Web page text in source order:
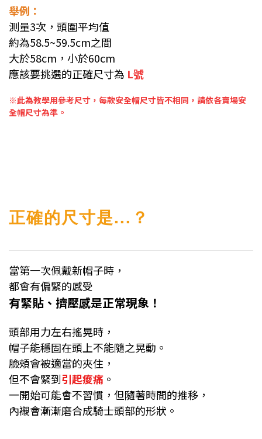
舉例：
測量3次，頭圍平均值
約為58.5~59.5cm之間
大於58cm，小於60cm
應該要挑選的正確尺寸為 L號
※此為教學用參考尺寸，每款安全帽尺寸皆不相同，請依各賣場安
全帽尺寸為準。
正確的尺寸是...？
當第一次佩戴新帽子時，
都會有偏緊的感受
有緊貼、擠壓感是正常現象！
頭部用力左右搖晃時，
帽子能穩固在頭上不能隨之晃動。
臉頰會被適當的夾住，
但不會緊到引起痠痛 。
一開始可能會不習慣，但隨著時間的推移，
內襯會漸漸磨合成騎士頭部的形狀。